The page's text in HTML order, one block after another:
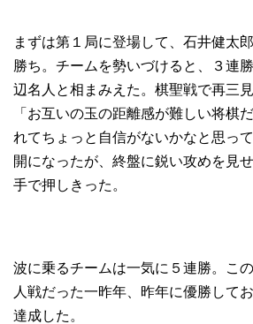
まずは第１局に登場して、石井健太
勝ち。チームを勢いづけると、３連
辺名人と相まみえた。棋聖戦で再三
「お互いの玉の距離感が難しい将棋
れてちょっと自信がないかなと思っ
開になったが、終盤に鋭い攻めを見
手で押しきった。
波に乗るチームは一気に５連勝。こ
人戦だった一昨年、昨年に優勝して
達成した。